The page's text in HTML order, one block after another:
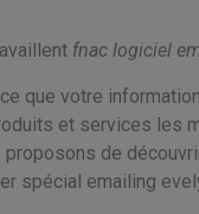
fnac logiciel
que votre
et services les
de
spécial emailing